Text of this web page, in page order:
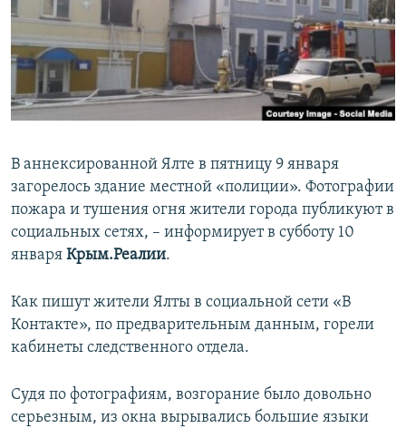
ПОБЕДИТЕЛЕЙ НЕ СУДЯТ?
КРЫМ.НЕПОКОРЕННЫЙ
ELIFBE
ПРИСОЕДИНЯЙТЕСЬ!
В аннексированной Ялте в пятницу 9 января
загорелось здание местной «полиции». Фотографии
пожара и тушения огня жители города публикуют в
социальных сетях, – информирует в субботу 10
января Крым.Реалии.
Как пишут жители Ялты в социальной сети «В
Контакте», по предварительным данным, горели
кабинеты следственного отдела.
Судя по фотографиям, возгорание было довольно
серьезным, из окна вырывались большие языки